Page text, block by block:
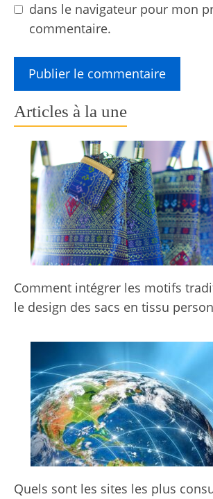
dans le navigateur pour mon
commentaire.
Articles à la une
Comment intégrer les motifs
le design des sacs en tissu
Quels sont les sites les plus